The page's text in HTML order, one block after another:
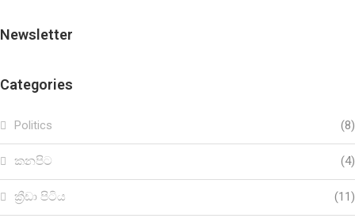
Newsletter
Categories
Politics (8)
කනපිට (4)
ක්‍රීඩා පිටිය (11)